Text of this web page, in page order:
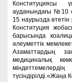
Конституциясы
ауданындағы №10
15 наурызда
Конституция
барысында
әлеуметтік
Азаматтардың
медициналық
түсіндірілді.«Жаңа